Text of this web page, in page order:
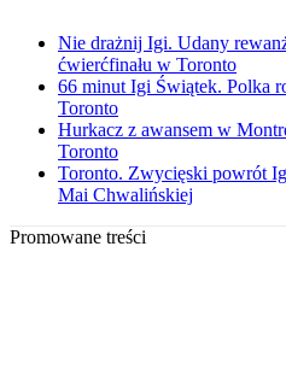
Nie drażnij Igi. Udany
ćwierćfinału w Toronto
66 minut Igi Świątek. Polka
Toronto
Hurkacz z awansem w
Toronto
Toronto. Zwycięski powrót
Mai Chwalińskiej
Promowane treści